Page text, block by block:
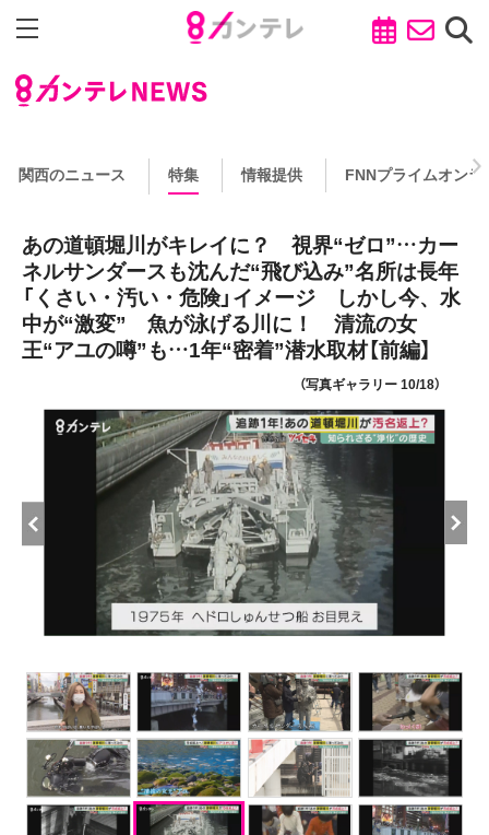
関西のニュース 特集 情報提供 FNNプライムオンラ
あの道頓堀川がキレイに？ 視界“ゼロ”…カー
ネルサンダースも沈んだ“飛び込み”名所は長年
「くさい・汚い・危険」イメージ しかし今、水
中が“激変” 魚が泳げる川に！ 清流の女
王“アユの噂”も…1年“密着”潜水取材【前編】
（写真ギャラリー 10/18）